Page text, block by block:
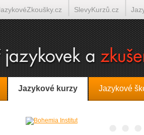
Jazykové kurzy Jazykové
SlevyKurzů.cz
Italština on-line Tlumočení-